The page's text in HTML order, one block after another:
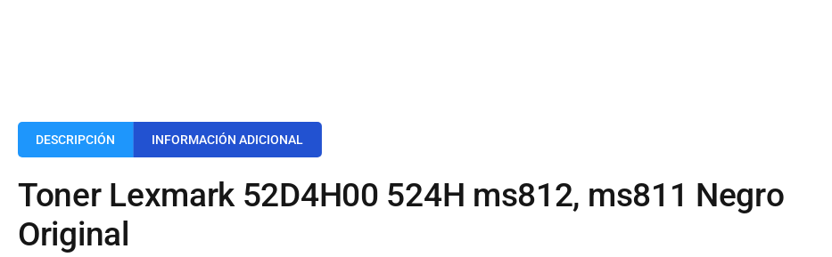
DESCRIPCIÓN INFORMACIÓN ADICIONAL
Toner Lexmark 52D4H00 524H ms812, ms811 Negro
Original